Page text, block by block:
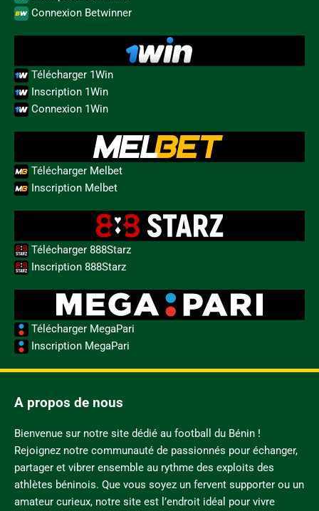
Connexion Betwinner
Télécharger 1Win
Inscription 1Win
Connexion 1Win
Télécharger Melbet
Inscription Melbet
Télécharger 888Starz
Inscription 888Starz
Télécharger MegaPari
Inscription MegaPari
A propos de nous
Bienvenue sur notre site dédié au football du Bénin !
Rejoignez notre communauté de passionnés pour échanger,
partager et vibrer ensemble au rythme des exploits des
athlètes béninois. Que vous soyez un fervent supporter ou un
amateur curieux, notre site est l’endroit idéal pour vivre